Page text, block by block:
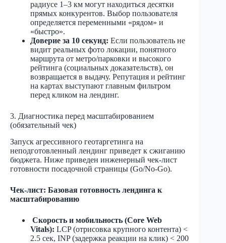
радиусе 1–3 км могут находиться десятки
прямых конкурентов. Выбор пользователя
определяется переменными «рядом» и
«быстро».
Доверие за 10 секунд: Если пользователь не
видит реальных фото локации, понятного
маршрута от метро/парковки и высокого
рейтинга (социальных доказательств), он
возвращается в выдачу. Репутация и рейтинг
на картах выступают главным фильтром
перед кликом на лендинг.
3. Диагностика перед масштабированием
(обязательный чек)
Запуск агрессивного геотаргетинга на
неподготовленный лендинг приведет к сжиганию
бюджета. Ниже приведен инженерный чек-лист
готовности посадочной страницы (Go/No-Go).
Чек-лист: Базовая готовность лендинга к
масштабированию
Скорость и мобильность (Core Web
Vitals): LCP (отрисовка крупного контента) <
2.5 сек, INP (задержка реакции на клик) < 200